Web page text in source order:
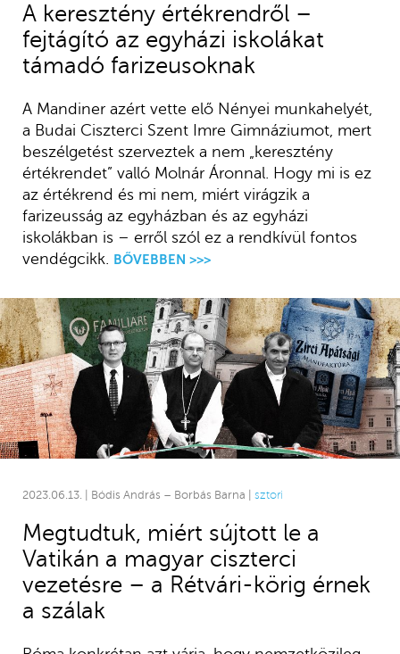
A keresztény értékrendről –
fejtágító az egyházi iskolákat
támadó farizeusoknak
A Mandiner azért vette elő Nényei munkahelyét,
a Budai Ciszterci Szent Imre Gimnáziumot, mert
beszélgetést szerveztek a nem „keresztény
értékrendet” valló Molnár Áronnal. Hogy mi is ez
az értékrend és mi nem, miért virágzik a
farizeusság az egyházban és az egyházi
iskolákban is – erről szól ez a rendkívül fontos
vendégcikk. BŐVEBBEN >>>
2023.06.13. | Bódis András – Borbás Barna | sztori
Megtudtuk, miért sújtott le a
Vatikán a magyar ciszterci
vezetésre – a Rétvári-körig érnek
a szálak